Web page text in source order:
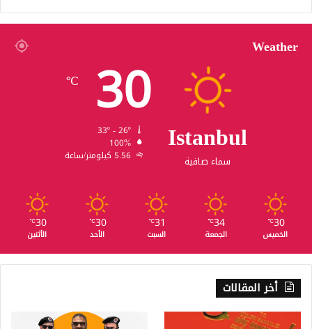
Weather
Istanbul
سماء صافية
30
℃
100%
5.56 كيلومتر/ساعة
30
℃
الخميس
34
℃
الجمعة
31
℃
السبت
30
℃
الأحد
30
℃
الأثنين
أخر المقالات